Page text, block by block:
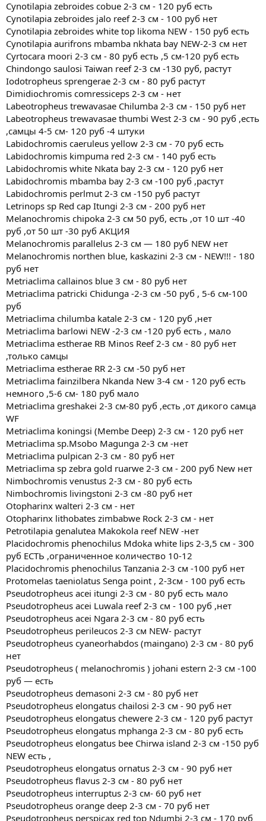
Cynotilapia zebroides cobue 2-3 см - 120 руб есть
Cynotilapia zebroides jalo reef 2-3 см - 100 руб нет
Cynotilapia zebroides white top likoma NEW - 150 руб есть
Cynotilapia aurifrons mbamba nkhata bay NEW-2-3 см нет
Cyrtocara moori 2-3 см - 80 руб есть ,5 см-120 руб есть
Chindongo saulosi Taiwan reef 2-3 см -130 руб, растут
Iodotropheus sprengerae 2-3 см - 80 руб растут
Dimidiochromis comressiceps 2-3 см - нет
Labeotropheus trewavasae Chilumba 2-3 см - 150 руб нет
Labeotropheus trewavasae thumbi West 2-3 см - 90 руб ,есть
,самцы 4-5 см- 120 руб -4 штуки
Labidochromis caeruleus yellow 2-3 см - 70 руб есть
Labidochromis kimpuma red 2-3 см - 140 руб есть
Labidoсhromis white Nkata bay 2-3 см - 120 руб нет
Labidochromis mbamba bay 2-3 см -100 руб ,растут
Labidochromis perlmut 2-3 см -150 руб растут
Letrinops sp Red cap Itungi 2-3 см - 200 руб нет
Melanochromis chipoka 2-3 см 50 руб, есть ,от 10 шт -40
руб ,от 50 шт -30 руб АКЦИЯ
Melanochromis parallelus 2-3 см — 180 руб NEW нет
Melanochromis northen blue, kaskazini 2-3 см - NEW!!! - 180
руб нет
Metriaclima callainos blue 3 см - 80 руб нет
Metriaclima patricki Chidunga -2-3 см -50 руб , 5-6 см-100
руб
Metriaclima chilumba katale 2-3 см - 120 руб ,нет
Metriaclima barlowi NEW -2-3 см -120 руб есть , мало
Metriaclima estherae RB Minos Reef 2-3 см - 80 руб нет
,только самцы
Metriaclima estherae RR 2-3 см -50 руб нет
Metriaclima fainzilbera Nkanda New 3-4 см - 120 руб есть
немного ,5-6 см- 180 руб мало
Metriaclima greshakei 2-3 см-80 руб ,есть ,от дикого самца
WF
Metriaclima koningsi (Membe Deep) 2-3 см - 120 руб нет
Metriaclima sp.Msobo Magunga 2-3 см -нет
Metriaclima pulpican 2-3 см - 80 руб нет
Metriaclima sp zebra gold ruarwe 2-3 см - 200 руб New нет
Nimbochromis venustus 2-3 см - 80 руб есть
Nimbochromis livingstoni 2-3 см -80 руб нет
Otopharinx walteri 2-3 см - нет
Otopharinx lithobates zimbabwe Rock 2-3 см - нет
Petrotilapia genalutea Makokola reef NEW -нет
Placidochromis phenochilus Mdoka white lips 2-3,5 см - 300
руб ЕСТЬ ,ограниченное количество 10-12
Placidochromis phenochilus Tanzania 2-3 см -100 руб нет
Protomelas taeniolatus Senga point , 2-3см - 100 руб есть
Pseudotropheus acei itungi 2-3 см - 80 руб есть мало
Pseudotropheus acei Luwala reef 2-3 см - 100 руб ,нет
Pseudotropheus acei Ngara 2-3 см - 80 руб есть
Pseudotropheus perileucos 2-3 см NEW- растут
Pseudotropheus cyaneorhabdos (maingano) 2-3 см - 80 руб
нет
Pseudotropheus ( melanochromis ) johani estern 2-3 см -100
руб — есть
Pseudotropheus demasoni 2-3 см - 80 руб нет
Pseudotropheus elongatus chailosi 2-3 см - 90 руб нет
Pseudotropheus elongatus chewere 2-3 см - 120 руб растут
Pseudotropheus elongatus mphanga 2-3 см - 80 руб есть
Pseudotropheus elongatus bee Chirwa island 2-3 см -150 руб
NEW есть ,
Pseudotropheus elongatus ornatus 2-3 см - 90 руб нет
Pseudotropheus flavus 2-3 см - 80 руб нет
Pseudotropheus interruptus 2-3 см- 60 руб нет
Pseudotropheus orange deep 2-3 см - 70 руб нет
Pseudotropheus perspicax red top Ndumbi 2-3 см - 170 руб